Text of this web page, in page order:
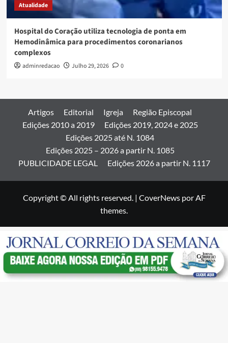
Atualidade
Hospital do Coração utiliza tecnologia de ponta em
Hemodinâmica para procedimentos coronarianos
complexos
adminredacao Julho 29, 2026 0
Artigos Editorial Igreja
Região Episcopal
Edições 2010 a 2019
Edições 2019, 2024 e 2025
Edições 2025 até N. 1084
Edições 2025 – 2026 a partir N. 1085
PUBLICIDADE LEGAL
Edições 2026 a partir N. 1117
Copyright © All rights reserved. | CoverNewspor AF
themes.